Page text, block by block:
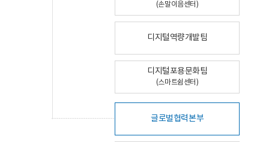
(손말이음센터)
디지털역량개발팀
디지털포용문화팀
(스마트쉼센터)
글로벌협력본부